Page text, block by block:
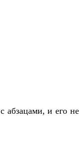
абзацами, и его не